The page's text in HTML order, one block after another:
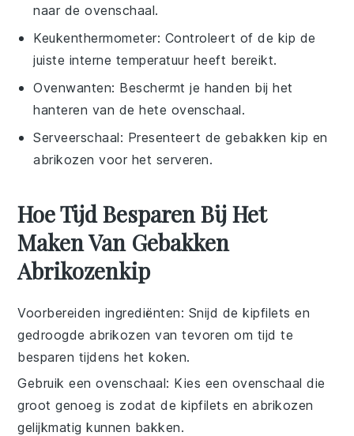
naar de ovenschaal.
Keukenthermometer: Controleert of de kip de
juiste interne temperatuur heeft bereikt.
Ovenwanten: Beschermt je handen bij het
hanteren van de hete ovenschaal.
Serveerschaal: Presenteert de gebakken kip en
abrikozen voor het serveren.
Hoe Tijd Besparen Bij Het
Maken Van Gebakken
Abrikozenkip
Voorbereiden ingrediënten: Snijd dekipfilets en
gedroogde abrikozen van tevoren om tijd te
besparen tijdens het koken.
Gebruik een ovenschaal: Kies een ovenschaal die
groot genoeg is zodat de kipfilets enabrikozen
gelijkmatig kunnen bakken.